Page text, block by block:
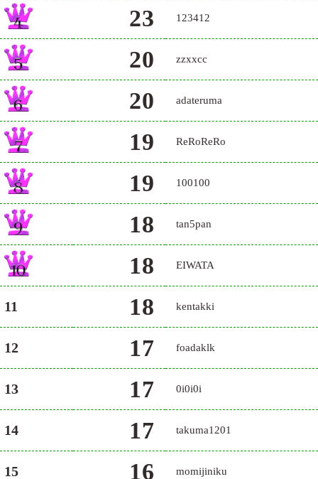
23 123412
20 zzxxcc
20 adateruma
19 ReRoReRo
19 100100
18 tan5pan
18 EIWATA
11 18 kentakki
12 17 foadaklk
13 17 0i0i0i
14 17 takuma1201
15 16 momijiniku